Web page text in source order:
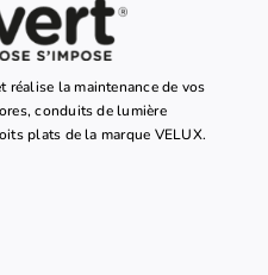
réalise la maintenance de vos
conduits de lumière
plats de la marque VELUX.